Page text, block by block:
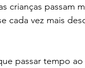
crianças passam
cada vez mais
passar tempo